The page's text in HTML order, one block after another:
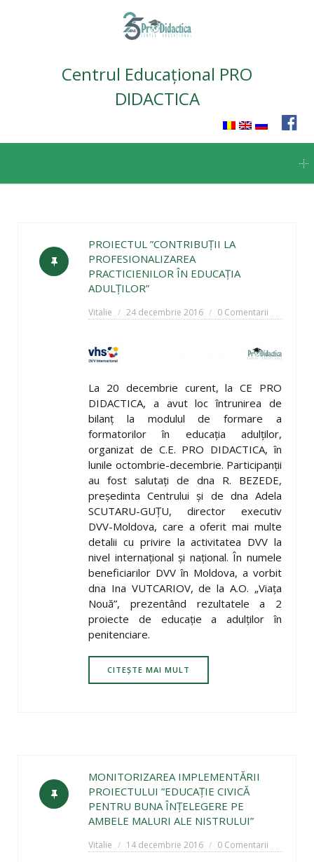
Centrul Educațional PRO
DIDACTICA
content
PROIECTUL ”CONTRIBUŢII LA
PROFESIONALIZAREA
PRACTICIENILOR ÎN EDUCAŢIA
ADULŢILOR”
Vitalie 24 decembrie 2016 0 Comentarii
La 20 decembrie curent, la CE PRO
DIDACTICA, a avut loc întrunirea de
bilanţ la modulul de formare a
formatorilor în educaţia adulţilor,
organizat de C.E. PRO DIDACTICA, în
lunile octombrie-decembrie. Participanţii
au fost salutaţi de dna R. BEZEDE,
preşedinta Centrului şi de dna Adela
SCUTARU-GUȚU, director executiv
DVV-Moldova, care a oferit mai multe
detalii cu privire la activitatea DVV la
nivel internaţional şi naţional. În numele
beneficiarilor DVV în Moldova, a vorbit
dna Ina VUTCARIOV, de la A.O. „Viaţa
Nouă”, prezentând rezultatele a 2
proiecte de educaţie a adulţilor în
penitenciare.
CITEȘTE MAI MULT
MONITORIZAREA IMPLEMENTĂRII
PROIECTULUI ”EDUCAŢIE CIVICĂ
PENTRU BUNA ÎNŢELEGERE PE
AMBELE MALURI ALE NISTRULUI”
Vitalie 14 decembrie 2016 0 Comentarii